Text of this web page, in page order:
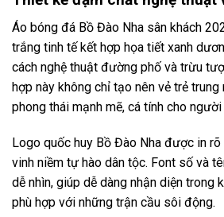
Áo bóng đá Bồ Đào Nha sân khách
trắng tinh tế kết hợp họa tiết xanh
cách nghệ thuật đường phố và trừu
hợp này không chỉ tạo nên vẻ trẻ trung
phong thái mạnh mẽ, cá tính cho người
Logo quốc huy Bồ Đào Nha được in
vinh niềm tự hào dân tộc. Font số và
dễ nhìn, giúp dễ dàng nhận diện trong
phù hợp với những trận cầu sôi động.